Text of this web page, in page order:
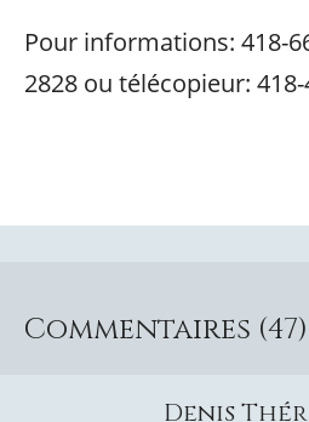
Pour informations: 418-
2828 ou télécopieur:
Commentaires (47)
Denis